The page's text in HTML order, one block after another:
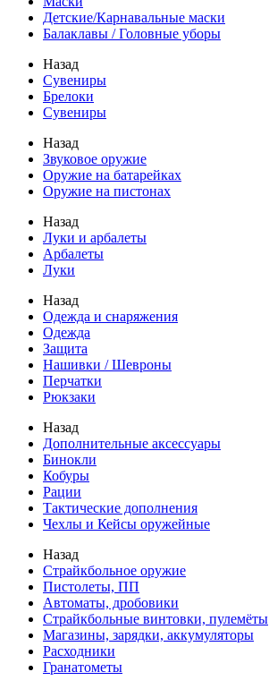
Детские/Карнавальные маски
Балаклавы / Головные уборы
Назад
Сувениры
Брелоки
Сувениры
Назад
Звуковое оружие
Оружие на батарейках
Оружие на пистонах
Назад
Луки и арбалеты
Арбалеты
Луки
Назад
Одежда и снаряжения
Одежда
Защита
Нашивки / Шевроны
Перчатки
Рюкзаки
Назад
Дополнительные аксессуары
Бинокли
Кобуры
Рации
Тактические дополнения
Чехлы и Кейсы оружейные
Назад
Страйкбольное оружие
Пистолеты, ПП
Автоматы, дробовики
Страйкбольные винтовки, пулемёты
Магазины, зарядки, аккумуляторы
Расходники
Гранатометы